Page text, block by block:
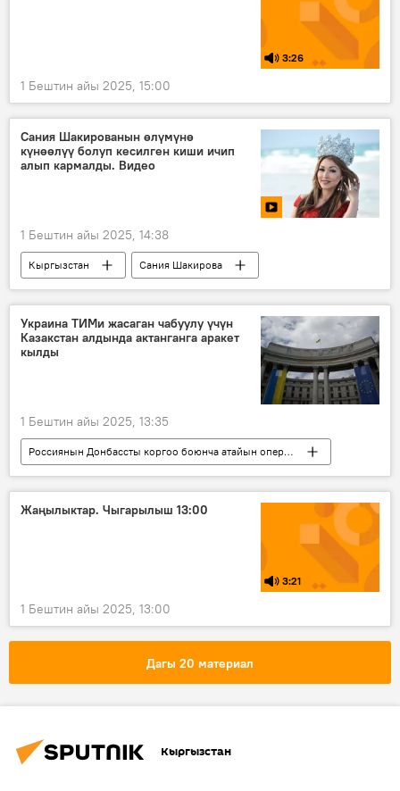
3:26
1 Бештин айы 2025, 15:00
Сания Шакированын өлүмүнө
күнөөлүү болуп кесилген киши ичип
алып кармалды. Видео
1 Бештин айы 2025, 14:38
Кыргызстан
Сания Шакирова
милиционер
мас
өлүм
чатакташуу
Видео
Украина ТИМи жасаган чабуулу үчүн
Казакстан алдында актанганга аракет
кылды
1 Бештин айы 2025, 13:35
Россиянын Донбассты коргоо боюнча атайын операциясы
Дүйнөдө
Казакстан президентинин кубогу
Украина
Чабуул
Жаңылыктар. Чыгарылыш 13:00
3:21
1 Бештин айы 2025, 13:00
Дагы 20 материал
Кыргызстан